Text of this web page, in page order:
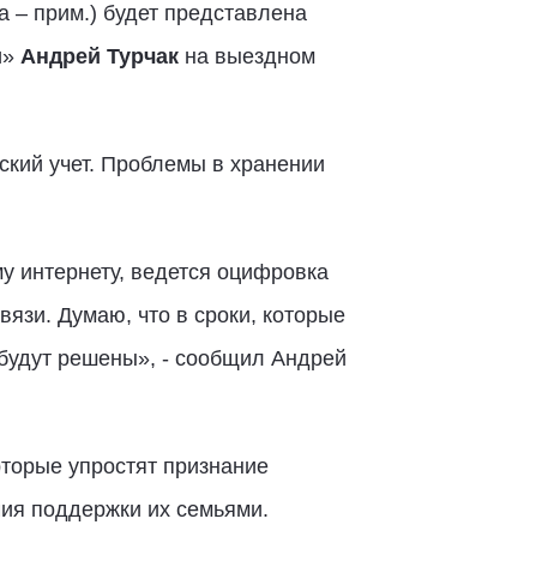
– прим.) будет представлена
Андрей Турчакна выездном
учет. Проблемы в хранении
интернету, ведется оцифровка
Думаю, что в сроки, которые
решены», - сообщил Андрей
упростят признание
поддержки их семьями.